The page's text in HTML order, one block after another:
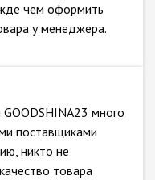
чем оформить
у менеджера.
много
поставщиками
никто не
товара